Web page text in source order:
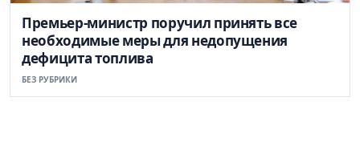
Премьер-министр поручил принять все
необходимые меры для недопущения
дефицита топлива
БЕЗ РУБРИКИ